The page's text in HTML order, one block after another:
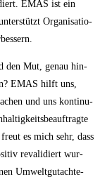
EMAS ist ein
Orga­ni­sa­tio­
den Mut, genau hin­
EMAS hilft uns,
und uns kon­ti­nu­
es mich sehr, dass
reva­li­diert wur­
Umwelt­gut­ach­te­